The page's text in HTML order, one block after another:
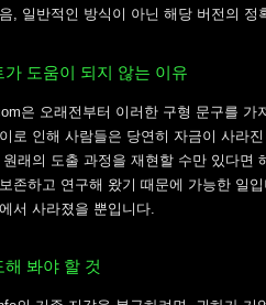
, 일반적인 방식이 아닌 해당 버전의 정
가 도움이 되지 않는 이유
은 오래전부터 이러한 구형 문구를
로 인해 사람들은 당연히 자금이 사라
래의 도출 과정을 재현할 수만 있다면
존하고 연구해 왔기 때문에 가능한 일
서 사라졌을 뿐입니다.
해 봐야 할 것